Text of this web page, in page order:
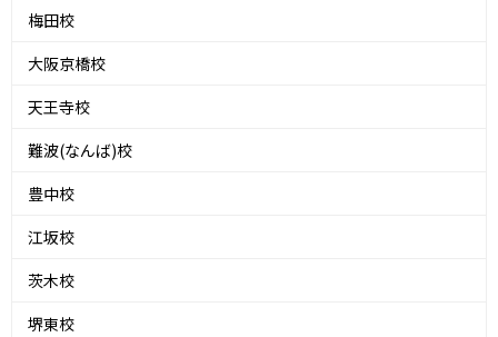
梅田校
大阪京橋校
天王寺校
難波(なんば)校
豊中校
江坂校
茨木校
堺東校